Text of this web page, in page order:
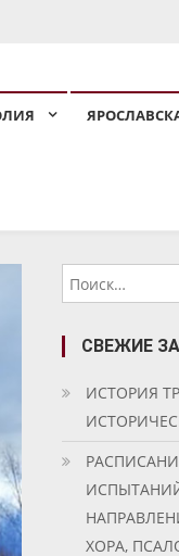
СВЕЖИЕ
ИСТОРИЯ
ХОРА,